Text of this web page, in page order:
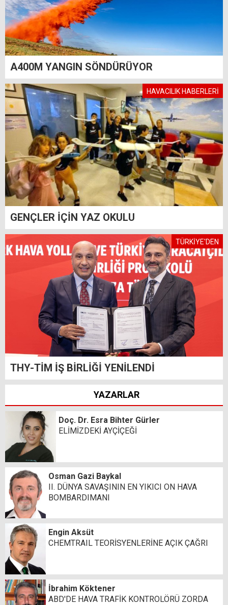
A400M YANGIN SÖNDÜRÜYOR
HAVACILIK HABERLERİ
GENÇLER İÇİN YAZ OKULU
TÜRKİYE'DEN
THY-TİM İŞ BİRLİĞİ YENİLENDİ
YAZARLAR
Doç. Dr. Esra Bihter Gürler
ELİMİZDEKİ AYÇİÇEĞİ
Osman Gazi Baykal
II. DÜNYA SAVAŞININ EN YIKICI ON HAVA
BOMBARDIMANI
Engin Aksüt
CHEMTRAIL TEORİSYENLERİNE AÇIK ÇAĞRI
İbrahim Köktener
ABD'DE HAVA TRAFİK KONTROLÖRÜ ZORDA